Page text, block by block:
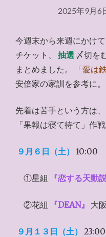
2025年9月6
今週末から来週にかけて
チケット、
抽選 〆切を
まとめました。
「愛は
安倍家の家訓を参考に。
先着は苦手という方は
「果報は寝て待て」作戦
９月６日（土） 10:00
①星組 『恋する天動説
②花組 『DEAN』 大
９月１３日（土） 23:00